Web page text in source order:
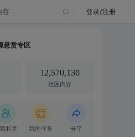
登录/注册
悬赏专区
12,570,130
社区内容
相关 我的任务 分享